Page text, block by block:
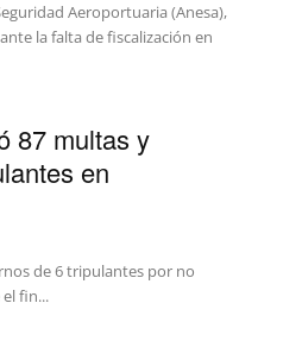
Aeroportuaria (Anesa),
la falta de fiscalización en
87 multas y
en
de 6 tripulantes por no
fin...